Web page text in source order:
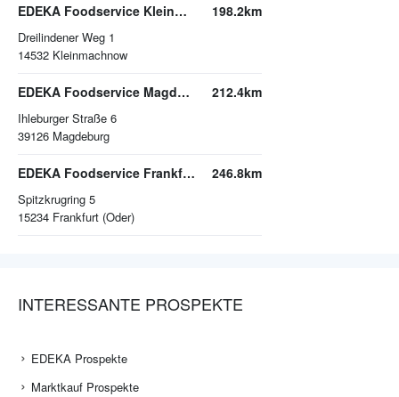
EDEKA Foodservice Kleinmachnow
Dreilindener Weg 1
14532 Kleinmachnow
198.2km
EDEKA Foodservice Magdeburg
Ihleburger Straße 6
39126 Magdeburg
212.4km
EDEKA Foodservice Frankfurt (Oder)
Spitzkrugring 5
15234 Frankfurt (Oder)
246.8km
INTERESSANTE PROSPEKTE
EDEKA Prospekte
Marktkauf Prospekte